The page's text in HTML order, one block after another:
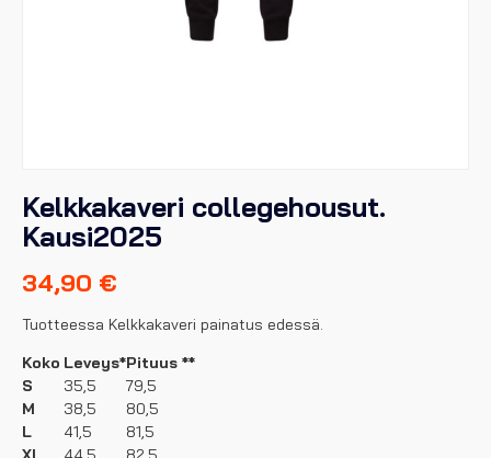
Kelkkakaveri collegehousut.
Kausi2025
34,90 €
Tuotteessa Kelkkakaveri painatus edessä.
Koko Leveys*Pituus **
S
35,5
79,5
M
38,5
80,5
L
41,5
81,5